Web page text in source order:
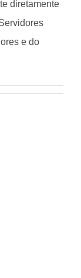
diretamente
e do